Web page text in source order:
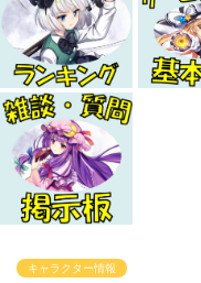
キャラクター情報